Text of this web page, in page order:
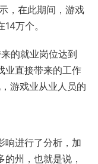
，在此期间，游戏
万个。
的就业岗位达到
业直接带来的工作
游戏业从业人员的
响进行了分析，加
州，也就是说，